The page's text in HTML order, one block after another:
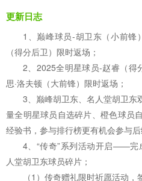
更新日志
1、巅峰球员-胡卫东（小前锋
（得分后卫）限时返场；
2、2025全明星球员-赵睿（得
思·洛夫顿（大前锋）限时返场；
3、巅峰胡卫东、名人堂胡卫东
量全明星球员自选碎片、橙色球员
经验书，参与排行榜更有机会参与
4、“传奇”系列活动开启——完
人堂胡卫东球员碎片；
（1）传奇赠礼限时祈愿活动